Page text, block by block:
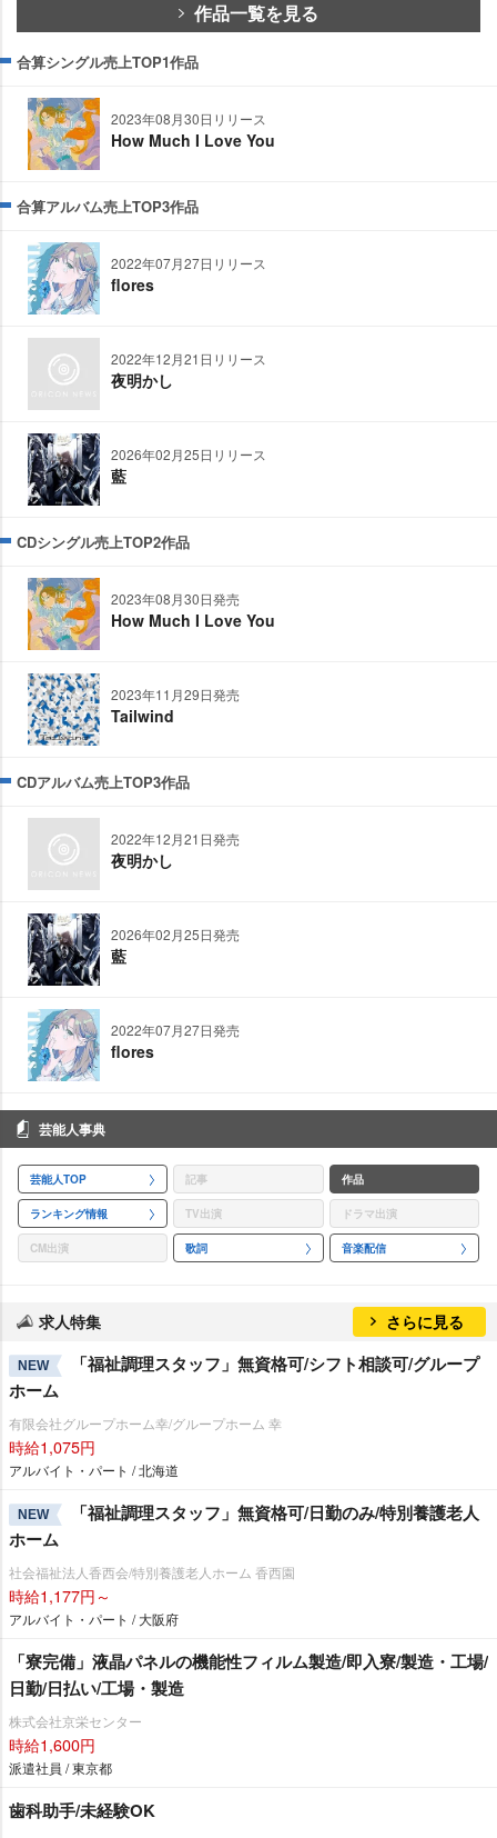
作品一覧を見る
合算シングル売上TOP1作品
2023年08月30日リリース
How Much I Love You
合算アルバム売上TOP3作品
2022年07月27日リリース
flores
2022年12月21日リリース
夜明かし
2026年02月25日リリース
藍
CDシングル売上TOP2作品
2023年08月30日発売
How Much I Love You
2023年11月29日発売
Tailwind
CDアルバム売上TOP3作品
2022年12月21日発売
夜明かし
2026年02月25日発売
藍
2022年07月27日発売
flores
芸能人事典
芸能人TOP 記事 作品
ランキング情報 TV出演 ドラマ出演
CM出演 歌詞 音楽配信
求人特集 さらに見る
NEW
「福祉調理スタッフ」無資格可/シフト相談可/グループ
ホーム
有限会社グループホーム幸/グループホーム 幸
時給1,075円
アルバイト・パート / 北海道
NEW
「福祉調理スタッフ」無資格可/日勤のみ/特別養護老人
ホーム
社会福祉法人香西会/特別養護老人ホーム 香西園
時給1,177円～
アルバイト・パート / 大阪府
「寮完備」液晶パネルの機能性フィルム製造/即入寮/製造・工場/
日勤/日払い/工場・製造
株式会社京栄センター
時給1,600円
派遣社員 / 東京都
歯科助手/未経験OK